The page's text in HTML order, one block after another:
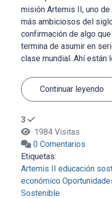
misión Artemis II, uno
más ambiciosos del
confirmación de algo
termina de asumir en
clase mundial. Ahí están
Continuar leyendo
3
1984 Visitas
0 Comentarios
Etiquetas:
Artemis II educación
económico
Sostenible